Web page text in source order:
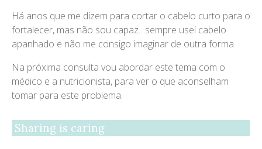
Há anos que me dizem para cortar o cabelo curto para o
fortalecer, mas não sou capaz…sempre usei cabelo
apanhado e não me consigo imaginar de outra forma.
Na próxima consulta vou abordar este tema com o
médico e a nutricionista, para ver o que aconselham
tomar para este problema.
Sharing is caring